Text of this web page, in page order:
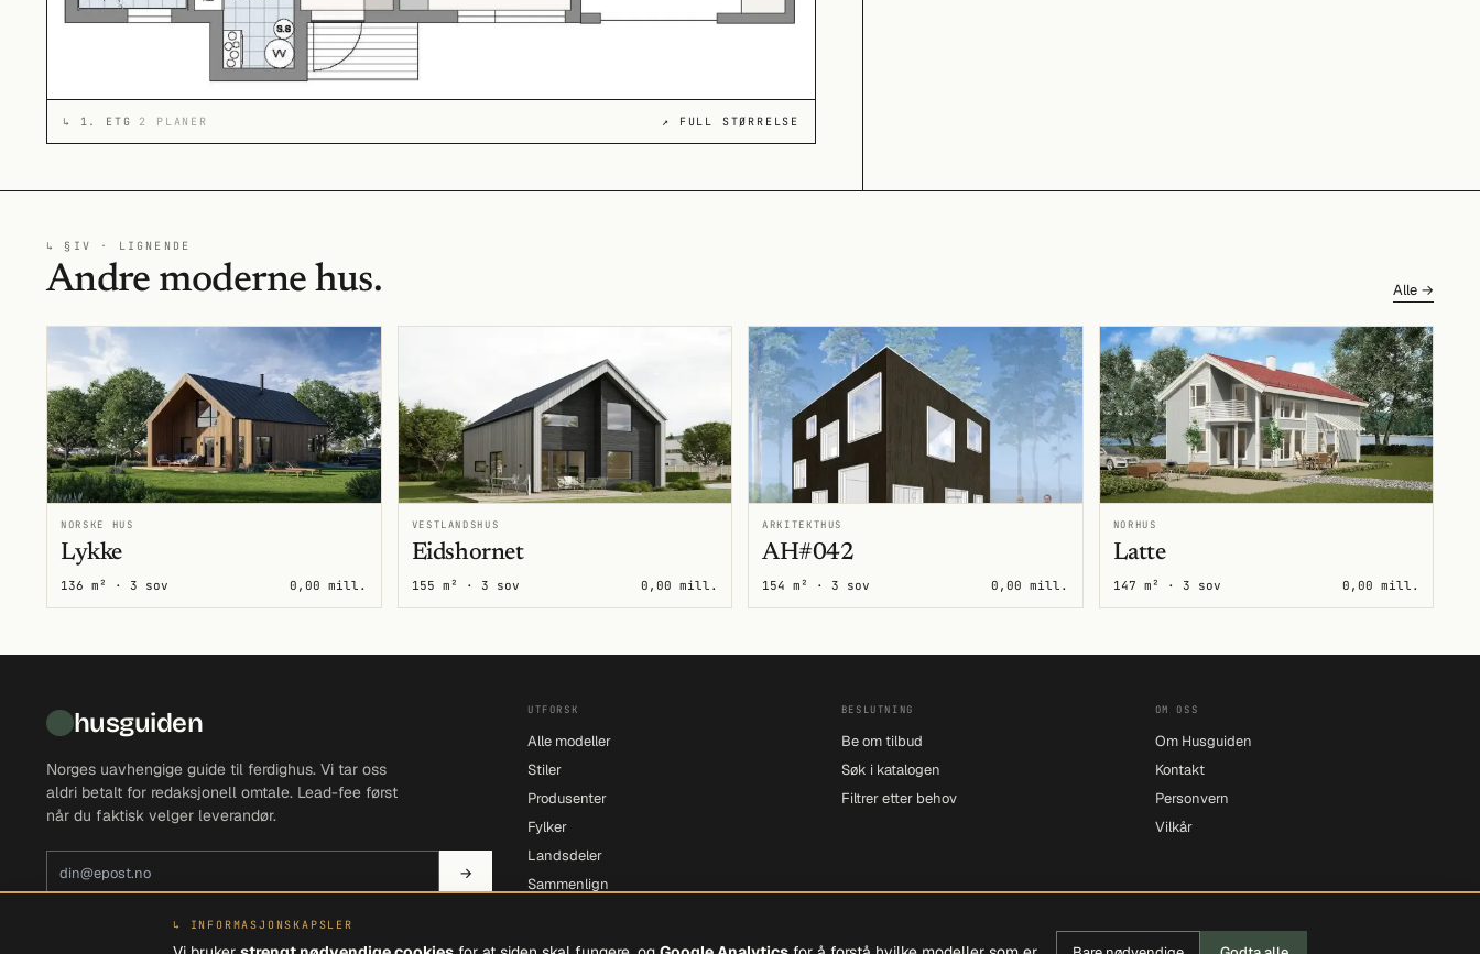
↳ 1. ETG 2 PLANER ↗ FULL STØRRELSE
↳ §IV · LIGNENDE
Andre moderne hus. Alle →
NORSKE HUS
Lykke
136 m² · 3 sov 0,00 mill.
VESTLANDSHUS
Eidshornet
155 m² · 3 sov 0,00 mill.
ARKITEKTHUS
AH#042
154 m² · 3 sov 0,00 mill.
NORHUS
Latte
147 m² · 3 sov 0,00 mill.
husguiden
Norges uavhengige guide til ferdighus. Vi tar oss
aldri betalt for redaksjonell omtale. Lead-fee først
når du faktisk velger leverandør.
→
UTFORSK
Alle modeller
Stiler
Produsenter
Fylker
Landsdeler
Sammenlign
BESLUTNING
Be om tilbud
Søk i katalogen
Filtrer etter behov
OM OSS
Om Husguiden
Kontakt
Personvern
Vilkår
↳ INFORMASJONSKAPSLER